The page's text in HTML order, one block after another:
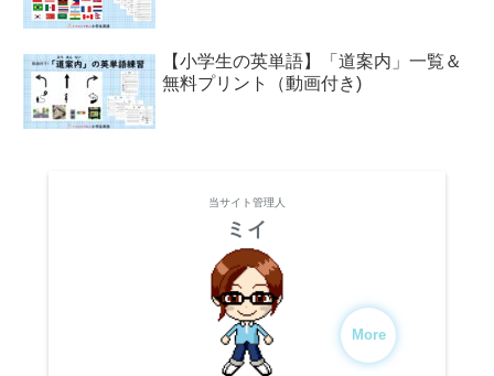
【小学生の英単語】「道案内」一覧＆
無料プリント（動画付き)
当サイト管理人
ミイ
More